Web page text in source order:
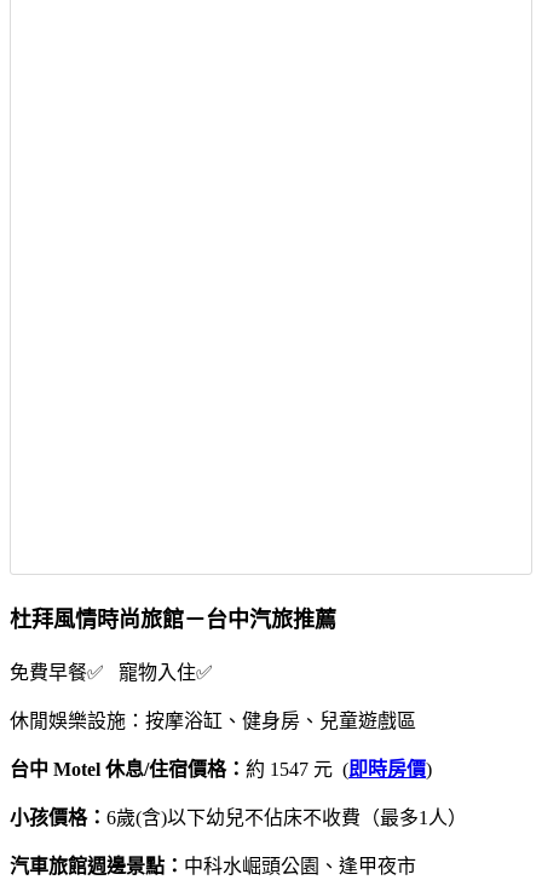
杜拜風情時尚旅館－台中汽旅推薦
免費早餐✅ 寵物入住✅
休閒娛樂設施：按摩浴缸、健身房、兒童遊戲區
台中 Motel 休息/住宿價格： 約 1547 元 (即時房價)
小孩價格： 6歲(含)以下幼兒不佔床不收費（最多1人）
汽車旅館週邊景點： 中科水崛頭公園、逢甲夜市